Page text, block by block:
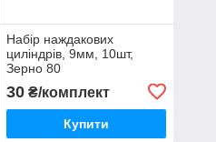
Набір наждакових
циліндрів, 9мм, 10шт,
Зерно 80
30₴/комплект
Купити